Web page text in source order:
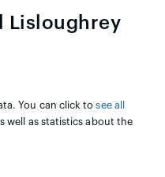
Lisloughrey
You can click tosee all
well as statistics about the